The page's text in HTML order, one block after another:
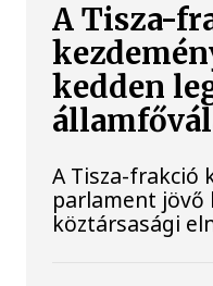
A Tisza-
kedden
A Tisza-frakció
parlament jövő
köztársasági